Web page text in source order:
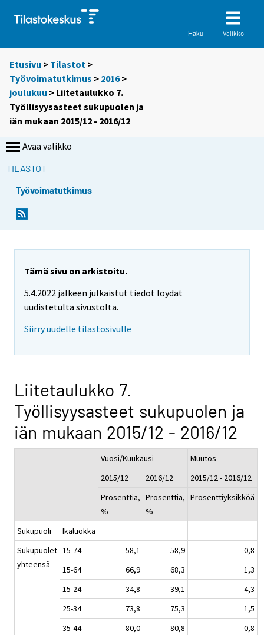
Haku Valikko
Etusivu > Tilastot >
Työvoimatutkimus > 2016>
joulukuu > Liitetaulukko 7.
Työllisyysasteet sukupuolen ja
iän mukaan 2015/12 - 2016/12
Avaa valikko
TILASTOT
Työvoimatutkimus
Tämä sivu on arkistoitu.
5.4.2022 jälkeen julkaistut tiedot löydät
uudistetulta sivustolta.
Siirry uudelle tilastosivulle
Liitetaulukko 7.
Työllisyysasteet sukupuolen ja
iän mukaan 2015/12 - 2016/12
Vuosi/Kuukausi
Muutos
2015/12
2016/12
2015/12 - 2016/12
Prosenttia,
%
Prosenttia,
%
Prosenttiyksikköä
Sukupuoli
Ikäluokka
Sukupuolet
yhteensä
15-74 58,1 58,9
0,8
15-64
66,9 68,3
1,3
15-24
34,8 39,1
4,3
25-34
73,8 75,3
1,5
35-44
80,0 80,8
0,8